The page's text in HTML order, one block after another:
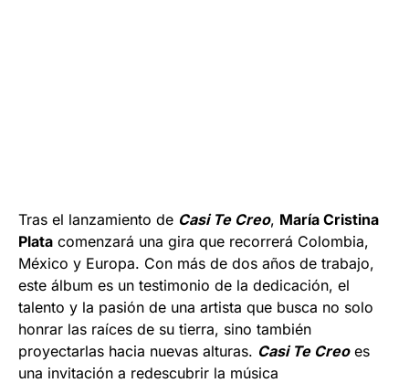
Tras el lanzamiento de Casi Te Creo, María Cristina
Plata comenzará una gira que recorrerá Colombia,
México y Europa. Con más de dos años de trabajo,
este álbum es un testimonio de la dedicación, el
talento y la pasión de una artista que busca no solo
honrar las raíces de su tierra, sino también
proyectarlas hacia nuevas alturas. Casi Te Creoes
una invitación a redescubrir la música